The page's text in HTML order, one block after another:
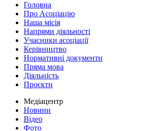
Головна
Про Асоціацію
Наша місія
Напрями діяльності
Учасники асоціації
Керівництво
Нормативні документи
Пряма мова
Діяльність
Проєкти
Медіацентр
Новини
Відео
Фото